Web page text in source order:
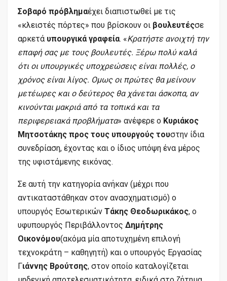
Σοβαρό πρόβλημαέχει διαπιστωθεί με τις
«κλειστές πόρτες» που βρίσκουν οι βουλευτέςσε
αρκετά υπουργικά γραφεία. «Κρατήστε ανοιχτή την
επαφή σας με τους βουλευτές. Ξέρω πολύ καλά
ότι οι υπουργικές υποχρεώσεις είναι πολλές, ο
χρόνος είναι λίγος. Ομως οι πρώτες θα μείνουν
μετέωρες και ο δεύτερος θα χάνεται άσκοπα, αν
κινούνται μακριά από τα τοπικά και τα
περιφερειακά προβλήματα» ανέφερε ο Κυριάκος
Μητσοτάκης προς τους υπουργούς τουστην ίδια
συνεδρίαση, έχοντας και ο ίδιος υπόψη ένα μέρος
της υφιστάμενης εικόνας.
Σε αυτή την κατηγορία ανήκαν (μέχρι που
αντικαταστάθηκαν στον ανασχηματισμό) ο
υπουργός Εσωτερικών Τάκης Θεοδωρικάκος, ο
υφυπουργός Περιβάλλοντος Δημήτρης
Οικονόμου(ακόμα μία αποτυχημένη επιλογή
τεχνοκράτη – καθηγητή) και ο υπουργός Εργασίας
Γιάννης Βρούτσης, στον οποίο καταλογίζεται